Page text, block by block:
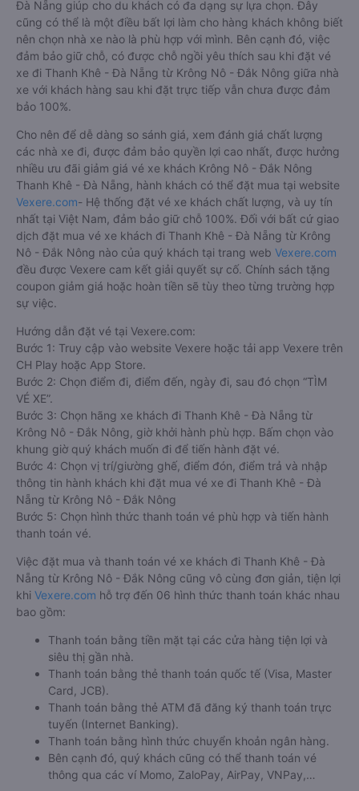
Đà Nẵng giúp cho du khách có đa dạng sự lựa chọn. Đây
cũng có thể là một điều bất lợi làm cho hàng khách không biết
nên chọn nhà xe nào là phù hợp với mình. Bên cạnh đó, việc
đảm bảo giữ chỗ, có được chỗ ngồi yêu thích sau khi đặt vé
xe đi Thanh Khê - Đà Nẵng từ Krông Nô - Đắk Nông giữa nhà
xe với khách hàng sau khi đặt trực tiếp vẫn chưa được đảm
bảo 100%.
Cho nên để dễ dàng so sánh giá, xem đánh giá chất lượng
các nhà xe đi, được đảm bảo quyền lợi cao nhất, được hưởng
nhiều ưu đãi giảm giá vé xe khách Krông Nô - Đắk Nông
Thanh Khê - Đà Nẵng, hành khách có thể đặt mua tại website
Vexere.com- Hệ thống đặt vé xe khách chất lượng, và uy tín
nhất tại Việt Nam, đảm bảo giữ chỗ 100%. Đối với bất cứ giao
dịch đặt mua vé xe khách đi Thanh Khê - Đà Nẵng từ Krông
Nô - Đắk Nông nào của quý khách tại trang web Vexere.com
đều được Vexere cam kết giải quyết sự cố. Chính sách tặng
coupon giảm giá hoặc hoàn tiền sẽ tùy theo từng trường hợp
sự việc.
Hướng dẫn đặt vé tại Vexere.com:
Bước 1: Truy cập vào website Vexere hoặc tải app Vexere trên
CH Play hoặc App Store.
Bước 2: Chọn điểm đi, điểm đến, ngày đi, sau đó chọn “TÌM
VÉ XE”.
Bước 3: Chọn hãng xe khách đi Thanh Khê - Đà Nẵng từ
Krông Nô - Đắk Nông, giờ khởi hành phù hợp. Bấm chọn vào
khung giờ quý khách muốn đi để tiến hành đặt vé.
Bước 4: Chọn vị trí/giường ghế, điểm đón, điểm trả và nhập
thông tin hành khách khi đặt mua vé xe đi Thanh Khê - Đà
Nẵng từ Krông Nô - Đắk Nông
Bước 5: Chọn hình thức thanh toán vé phù hợp và tiến hành
thanh toán vé.
Việc đặt mua và thanh toán vé xe khách đi Thanh Khê - Đà
Nẵng từ Krông Nô - Đắk Nông cũng vô cùng đơn giản, tiện lợi
khi Vexere.com hỗ trợ đến 06 hình thức thanh toán khác nhau
bao gồm:
Thanh toán bằng tiền mặt tại các cửa hàng tiện lợi và
siêu thị gần nhà.
Thanh toán bằng thẻ thanh toán quốc tế (Visa, Master
Card, JCB).
Thanh toán bằng thẻ ATM đã đăng ký thanh toán trực
tuyến (Internet Banking).
Thanh toán bằng hình thức chuyển khoản ngân hàng.
Bên cạnh đó, quý khách cũng có thể thanh toán vé
thông qua các ví Momo, ZaloPay, AirPay, VNPay,…